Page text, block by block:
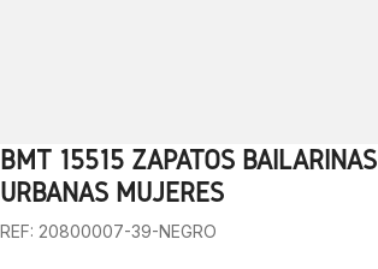
1 2 3 4 5 6 7 8
BMT 15515 ZAPATOS BAILARINAS
URBANAS MUJERES
REF: 20800007-39-NEGRO